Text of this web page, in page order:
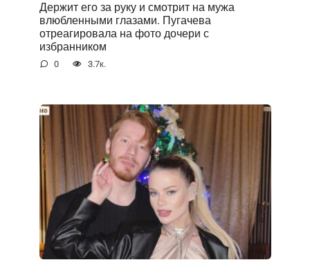
Держит его за руку и смотрит на мужа
влюбленными глазами. Пугачева
отреагировала на фото дочери с
избранником
0 3.7к.